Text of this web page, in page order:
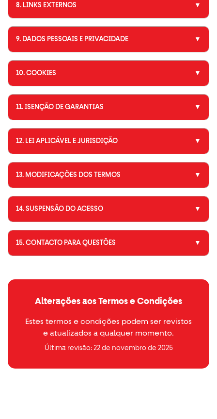
8. LINKS EXTERNOS ▼
9. DADOS PESSOAIS E PRIVACIDADE ▼
10. COOKIES ▼
11. ISENÇÃO DE GARANTIAS ▼
12. LEI APLICÁVEL E JURISDIÇÃO ▼
13. MODIFICAÇÕES DOS TERMOS ▼
14. SUSPENSÃO DO ACESSO ▼
15. CONTACTO PARA QUESTÕES ▼
Alterações aos Termos e Condições
Estes termos e condições podem ser revistos
e atualizados a qualquer momento.
Última revisão: 22 de novembro de 2025